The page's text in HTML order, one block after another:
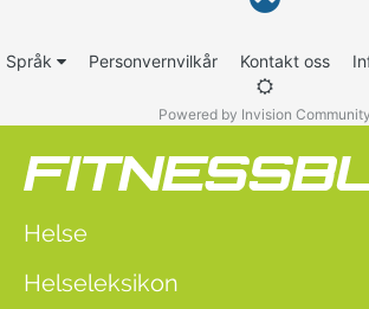
Språk Personvernvilkår Kontakt oss
Powered by Invision Community
Helse
Helseleksikon